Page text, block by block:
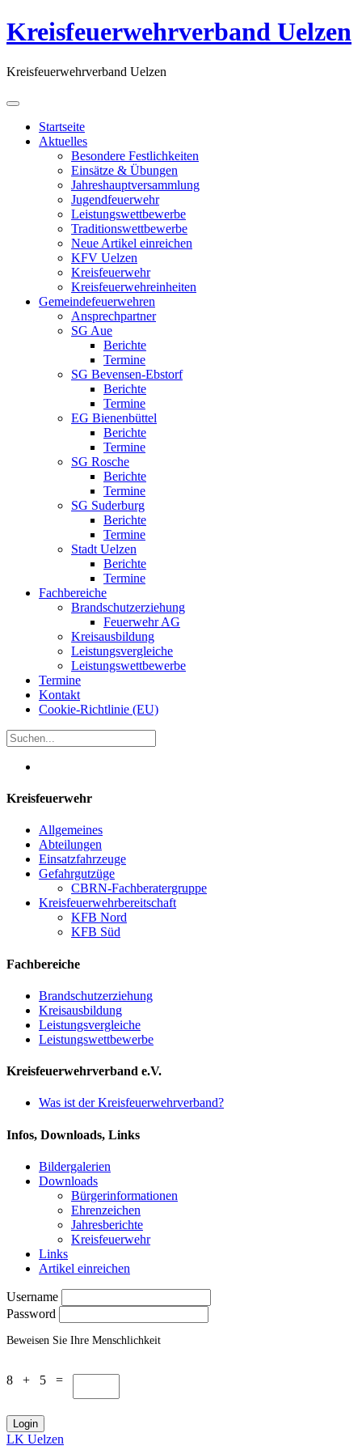
Kreisfeuerwehrverband Uelzen
Kreisfeuerwehrverband Uelzen
Startseite
Aktuelles
Besondere Festlichkeiten
Einsätze & Übungen
Jahreshauptversammlung
Jugendfeuerwehr
Leistungswettbewerbe
Traditionswettbewerbe
Neue Artikel einreichen
KFV Uelzen
Kreisfeuerwehr
Kreisfeuerwehreinheiten
Gemeindefeuerwehren
Ansprechpartner
SG Aue
Berichte
Termine
SG Bevensen-Ebstorf
Berichte
Termine
EG Bienenbüttel
Berichte
Termine
SG Rosche
Berichte
Termine
SG Suderburg
Berichte
Termine
Stadt Uelzen
Berichte
Termine
Fachbereiche
Brandschutzerziehung
Feuerwehr AG
Kreisausbildung
Leistungsvergleiche
Leistungswettbewerbe
Termine
Kontakt
Cookie-Richtlinie (EU)
Kreisfeuerwehr
Allgemeines
Abteilungen
Einsatzfahrzeuge
Gefahrgutzüge
CBRN-Fachberatergruppe
Kreisfeuerwehrbereitschaft
KFB Nord
KFB Süd
Fachbereiche
Brandschutzerziehung
Kreisausbildung
Leistungsvergleiche
Leistungswettbewerbe
Kreisfeuerwehrverband e.V.
Was ist der Kreisfeuerwehrverband?
Infos, Downloads, Links
Bildergalerien
Downloads
Bürgerinformationen
Ehrenzeichen
Jahresberichte
Kreisfeuerwehr
Links
Artikel einreichen
Username
Password
Beweisen Sie Ihre Menschlichkeit
8 + 5 =
LK Uelzen